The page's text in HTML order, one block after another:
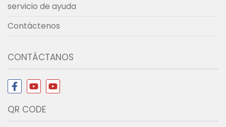
servicio de ayuda
Contáctenos
CONTÁCTANOS
QR CODE